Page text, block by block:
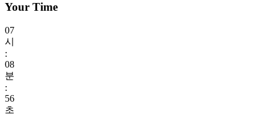
Your Time
07
시
:
08
분
:
58
초